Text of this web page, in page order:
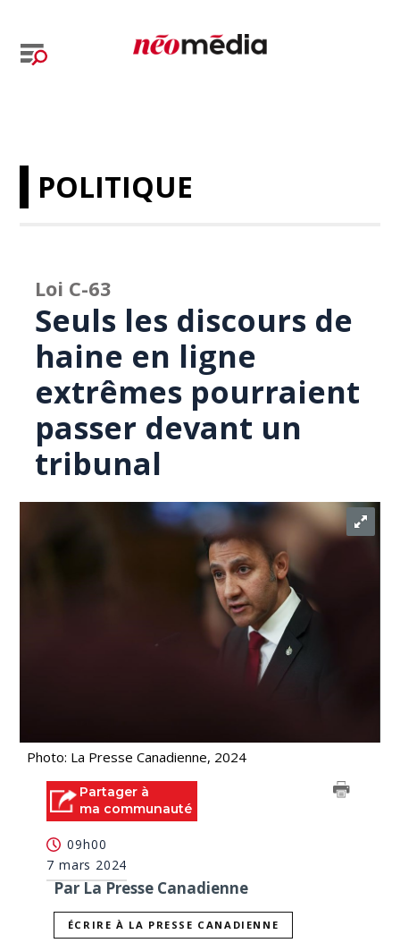
POLITIQUE
Loi C-63
Seuls les discours de
haine en ligne
extrêmes pourraient
passer devant un
tribunal
Photo: La Presse Canadienne, 2024
Partager à
ma communauté
09h00
7 mars 2024
Par La Presse Canadienne
ÉCRIRE À LA PRESSE CANADIENNE